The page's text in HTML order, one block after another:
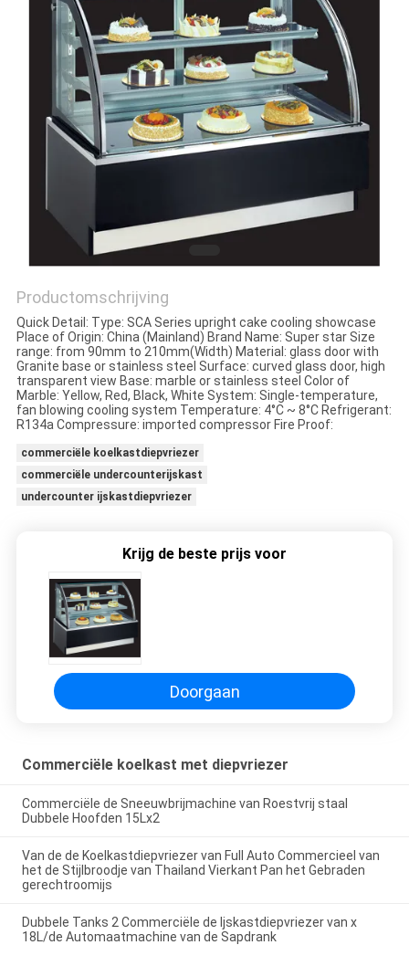
SITEMAP
PRIVACY
POLICY
Productomschrijving
Quick Detail: Type: SCA Series upright cake cooling showcase
Place of Origin: China (Mainland) Brand Name: Super star Size
range: from 90mm to 210mm(Width) Material: glass door with
Granite base or stainless steel Surface: curved glass door, high
transparent view Base: marble or stainless steel Color of
Marble: Yellow, Red, Black, White System: Single-temperature,
fan blowing cooling system Temperature: 4°C ~ 8°C Refrigerant:
R134a Compressure: imported compressor Fire Proof:
commerciële koelkastdiepvriezer
commerciële undercounterijskast
undercounter ijskastdiepvriezer
Krijg de beste prijs voor
Doorgaan
Commerciële koelkast met diepvriezer
Commerciële de Sneeuwbrijmachine van Roestvrij staal
Dubbele Hoofden 15Lx2
Van de de Koelkastdiepvriezer van Full Auto Commercieel van
het de Stijlbroodje van Thailand Vierkant Pan het Gebraden
gerechtroomijs
Dubbele Tanks 2 Commerciële de Ijskastdiepvriezer van x
18L/de Automaatmachine van de Sapdrank